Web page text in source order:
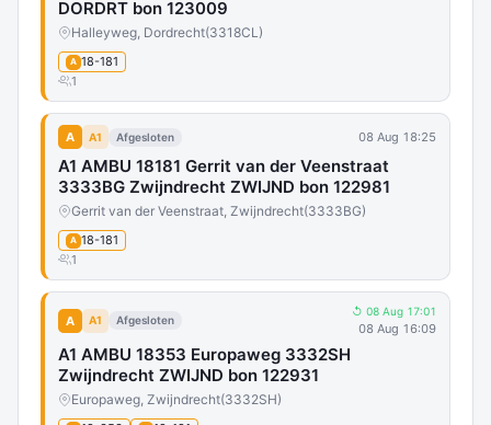
DORDRT bon 123009
Halleyweg, Dordrecht(3318CL)
A 18-181
1
A A1 Afgesloten 08 Aug 18:25
A1 AMBU 18181 Gerrit van der Veenstraat
3333BG Zwijndrecht ZWIJND bon 122981
Gerrit van der Veenstraat, Zwijndrecht(3333BG)
A 18-181
1
A A1 Afgesloten
↺ 08 Aug 17:01
08 Aug 16:09
A1 AMBU 18353 Europaweg 3332SH
Zwijndrecht ZWIJND bon 122931
Europaweg, Zwijndrecht(3332SH)